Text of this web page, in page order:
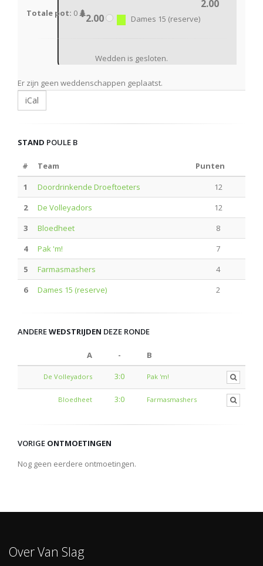
Totale pot: 0
2.00
2.00
Dames 15 (reserve)
Wedden is gesloten.
Er zijn geen weddenschappen geplaatst.
iCal
STAND POULE B
# Team
Punten
1
Doordrinkende Droeftoeters
12
2
De Volleyadors
12
3
Bloedheet
8
4
Pak 'm!
7
5
Farmasmashers
4
6
Dames 15 (reserve) 2
ANDEREWEDSTRIJDEN DEZE RONDE
A - B
De Volleyadors 3:0 Pak 'm!
Bloedheet 3:0 Farmasmashers
VORIGE ONTMOETINGEN
Nog geen eerdere ontmoetingen.
Over Van Slag